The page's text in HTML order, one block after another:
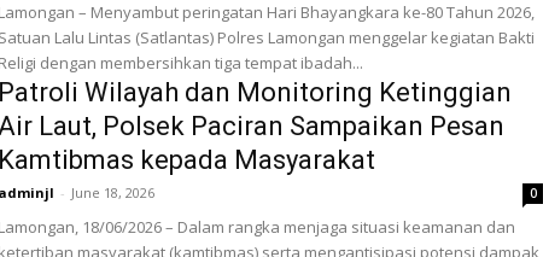
Lamongan – Menyambut peringatan Hari Bhayangkara ke-80 Tahun 2026,
Satuan Lalu Lintas (Satlantas) Polres Lamongan menggelar kegiatan Bakti
Religi dengan membersihkan tiga tempat ibadah...
Patroli Wilayah dan Monitoring Ketinggian
Laut, Polsek Paciran Sampaikan Pesan
Kamtibmas kepada Masyarakat
adminjl - June 18, 2026 0
Lamongan, 18/06/2026 – Dalam rangka menjaga situasi keamanan dan
ketertiban masyarakat (kamtibmas) serta mengantisipasi potensi dampak